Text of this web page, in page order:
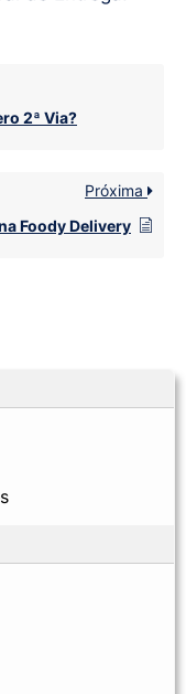
2ª Via?
Próxima
Foody Delivery